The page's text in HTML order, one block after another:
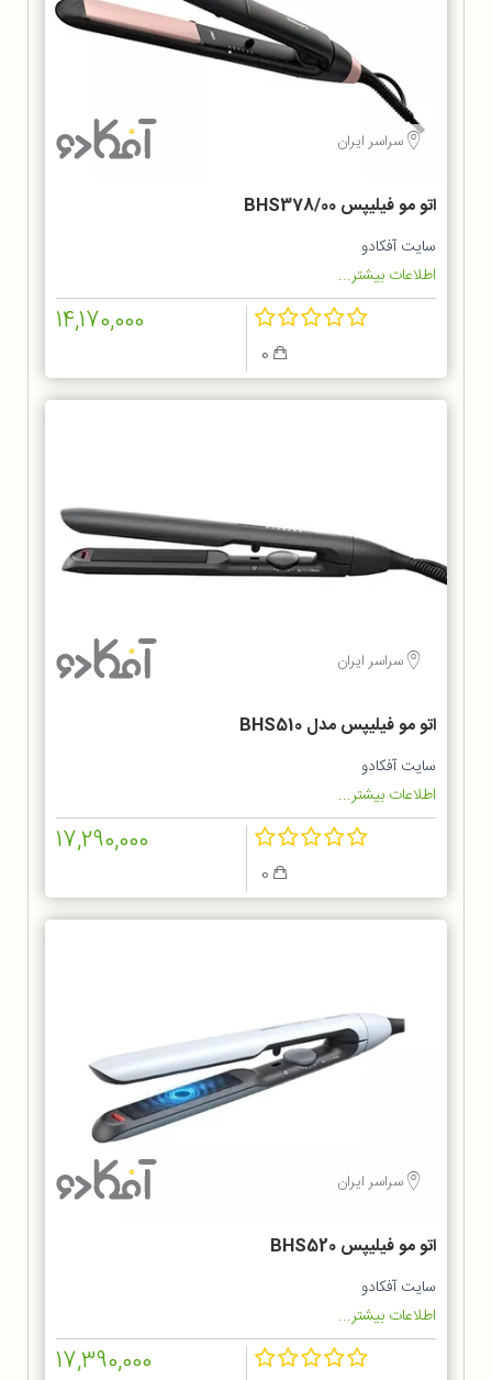
سراسر ایران
اتو مو فیلیپس BHS378/00
سایت آفکادو
اطلاعات بیشتر...
14,170,000
سراسر ایران
اتو مو فیلیپس مدل BHS510
سایت آفکادو
اطلاعات بیشتر...
17,290,000
سراسر ایران
اتو مو فیلیپس BHS520
سایت آفکادو
اطلاعات بیشتر...
17,390,000